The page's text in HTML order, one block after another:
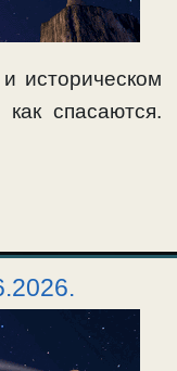
историческом
спасаются.